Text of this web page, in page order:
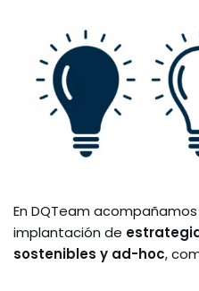
En DQTeam
implantación de
sostenibles y ad-hoc,